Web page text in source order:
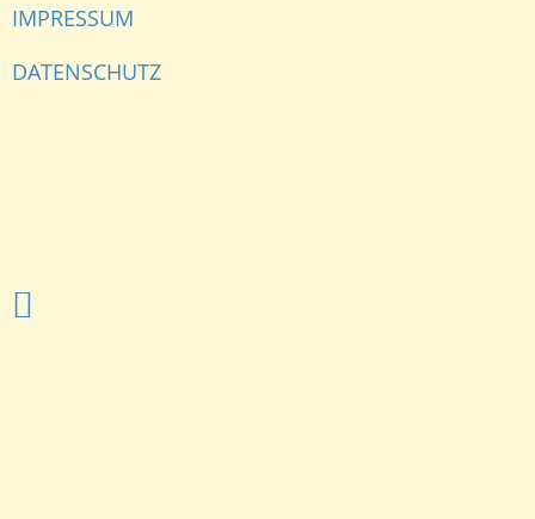
IMPRESSUM
DATENSCHUTZ